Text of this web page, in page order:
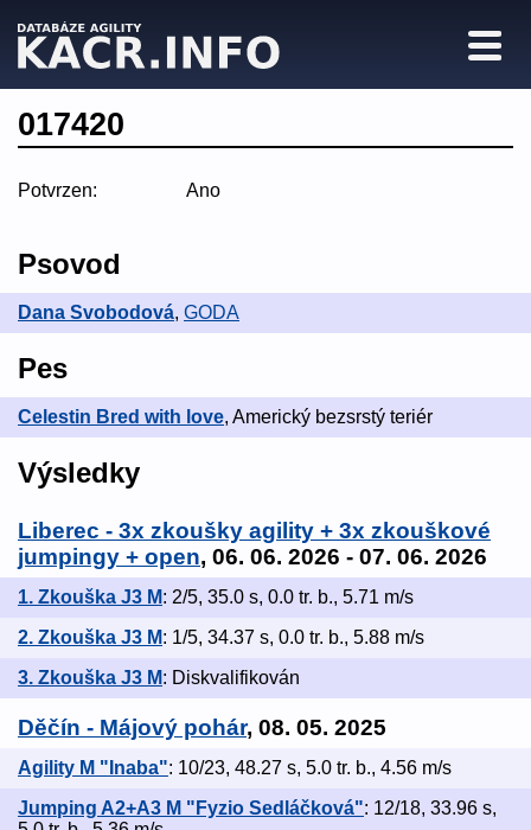
017420
Potvrzen: Ano
Psovod
Dana Svobodová, GODA
Pes
Celestin Bred with love, Americký bezsrstý teriér
Výsledky
Liberec - 3x zkoušky agility + 3x zkouškové
jumpingy + open, 06. 06. 2026 - 07. 06. 2026
1. Zkouška J3 M: 2/5, 35.0 s, 0.0 tr. b., 5.71 m/s
2. Zkouška J3 M: 1/5, 34.37 s, 0.0 tr. b., 5.88 m/s
3. Zkouška J3 M: Diskvalifikován
Děčín - Májový pohár, 08. 05. 2025
Agility M "Inaba": 10/23, 48.27 s, 5.0 tr. b., 4.56 m/s
Jumping A2+A3 M "Fyzio Sedláčková": 12/18, 33.96 s,